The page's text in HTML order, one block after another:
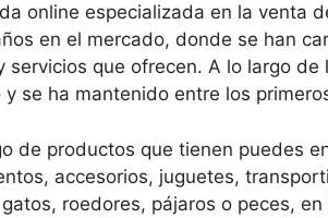
online especializada en la venta
en el mercado, donde se han
servicios que ofrecen. A lo largo de
se ha mantenido entre los
de productos que tienen puedes
accesorios, juguetes,
roedores, pájaros o peces,